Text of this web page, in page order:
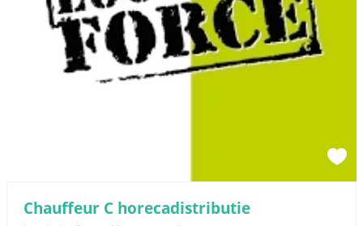
Chauffeur C horecadistributie